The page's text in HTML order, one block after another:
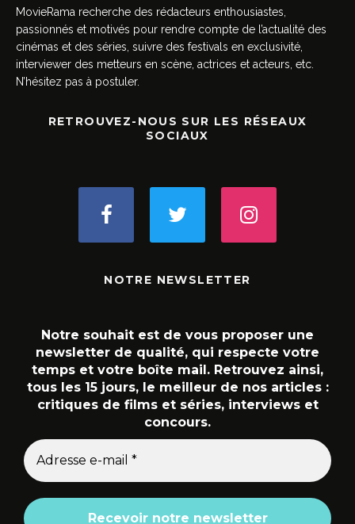
MovieRama recherche des rédacteurs enthousiastes,
passionnés et motivés pour rendre compte de l’actualité des
cinémas et des séries, suivre des festivals en exclusivité,
interviewer des metteurs en scène, actrices et acteurs, etc.
N’hésitez pas à postuler.
RETROUVEZ-NOUS SUR LES RÉSEAUX
SOCIAUX
NOTRE NEWSLETTER
Notre souhait est de vous proposer une
newsletter de qualité, qui respecte votre
temps et votre boîte mail. Retrouvez ainsi,
tous les 15 jours, le meilleur de nos articles :
critiques de films et séries, interviews et
concours.